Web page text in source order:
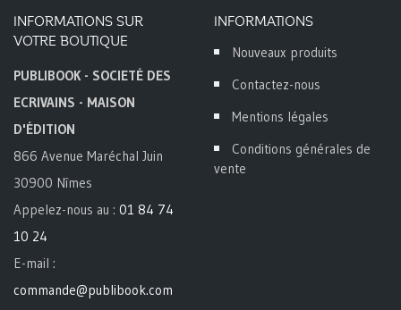
INFORMATIONS SUR
VOTRE BOUTIQUE
PUBLIBOOK - SOCIETÉ DES
ECRIVAINS - MAISON
D'ÉDITION
866 Avenue Maréchal Juin
30900 Nîmes
Appelez-nous au : 01 84 74
10 24
E-mail :
commande@publibook.com
INFORMATIONS
Nouveaux produits
Contactez-nous
Mentions légales
Conditions générales de
vente